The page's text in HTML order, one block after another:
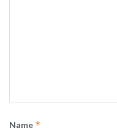
Name *